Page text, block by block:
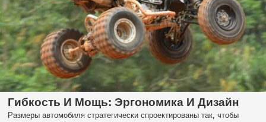
Гибкость И Мощь: Эргономика И Дизайн
Размеры автомобиля стратегически спроектированы так, чтобы